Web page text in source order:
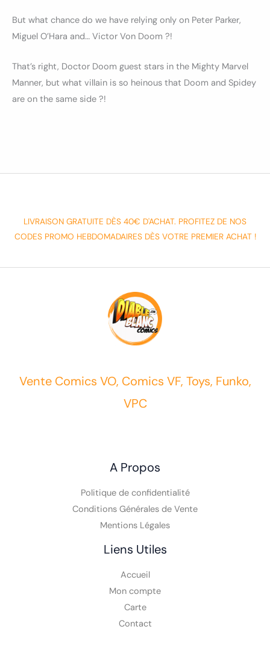
But what chance do we have relying only on Peter Parker,
Miguel O’Hara and… Victor Von Doom ?!
That’s right, Doctor Doom guest stars in the Mighty Marvel
Manner, but what villain is so heinous that Doom and Spidey
are on the same side ?!
LIVRAISON GRATUITE DÈS 40€ D'ACHAT. PROFITEZ DE NOS
CODES PROMO HEBDOMADAIRES DÈS VOTRE PREMIER ACHAT !
Vente Comics VO, Comics VF, Toys, Funko,
VPC
A Propos
Politique de confidentialité
Conditions Générales de Vente
Mentions Légales
Liens Utiles
Accueil
Mon compte
Carte
Contact